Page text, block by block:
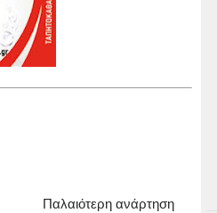
Παλαιότερη ανάρτηση